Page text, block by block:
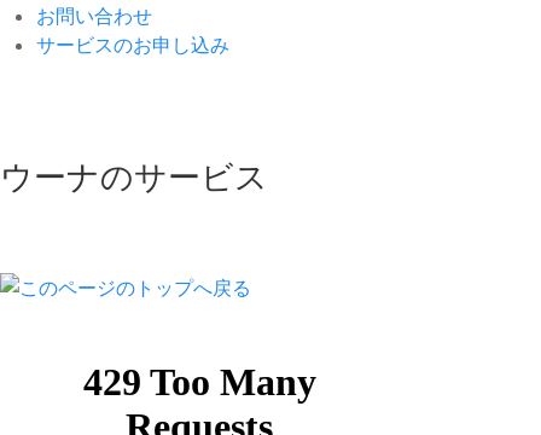
お問い合わせ
サービスのお申し込み
ウーナのサービス